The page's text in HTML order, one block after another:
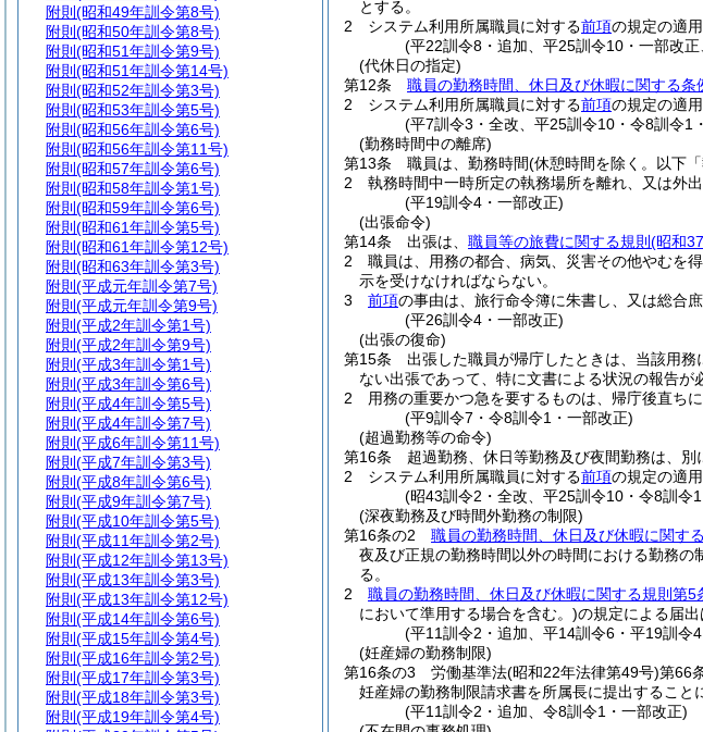
とする。
2
システム利用所属職員に対する前項の規定の適
(平22訓令8・追加、平25訓令10・一部改
(代休日の指定)
第12条
職員の勤務時間、休日及び休暇に関する条
2
システム利用所属職員に対する前項の規定の適
(平7訓令3・全改、平25訓令10・令8訓令1
(勤務時間中の離席)
第13条
職員は、勤務時間(休憩時間を除く。以下
2
執務時間中一時所定の執務場所を離れ、又は外
(平19訓令4・一部改正)
(出張命令)
第14条
出張は、 職員等の旅費に関する規則 (昭和
2
職員は、用務の都合、病気、災害その他やむを
示を受けなければならない。
3
前項の事由は、旅行命令簿に朱書し、又は総合
(平26訓令4・一部改正)
(出張の復命)
第15条
出張した職員が帰庁したときは、当該用務
ない出張であって、特に文書による状況の報告が
2
用務の重要かつ急を要するものは、帰庁後直ち
(平9訓令7・令8訓令1・一部改正)
(超過勤務等の命令)
第16条
超過勤務、休日等勤務及び夜間勤務は、別
2
システム利用所属職員に対する前項の規定の適
(昭43訓令2・全改、平25訓令10・令8訓令
(深夜勤務及び時間外勤務の制限)
第16条の2
職員の勤務時間、休日及び休暇に関す
夜及び正規の勤務時間以外の時間における勤務
る。
2
職員の勤務時間、休日及び休暇に関する規則第5
において準用する場合を含む。)の規定による届
(平11訓令2・追加、平14訓令6・平19訓令
(妊産婦の勤務制限)
第16条の3
労働基準法(昭和22年法律第49号)第66
妊産婦の勤務制限請求書を所属長に提出すること
(平11訓令2・追加、令8訓令1・一部改正)
附則 (昭和49年訓令第8号)
附則 (昭和50年訓令第8号)
附則 (昭和51年訓令第9号)
附則 (昭和51年訓令第14号)
附則 (昭和52年訓令第3号)
附則 (昭和53年訓令第5号)
附則 (昭和56年訓令第6号)
附則 (昭和56年訓令第11号)
附則 (昭和57年訓令第6号)
附則 (昭和58年訓令第1号)
附則 (昭和59年訓令第6号)
附則 (昭和61年訓令第5号)
附則 (昭和61年訓令第12号)
附則 (昭和63年訓令第3号)
附則 (平成元年訓令第7号)
附則 (平成元年訓令第9号)
附則 (平成2年訓令第1号)
附則 (平成2年訓令第9号)
附則 (平成3年訓令第1号)
附則 (平成3年訓令第6号)
附則 (平成4年訓令第5号)
附則 (平成4年訓令第7号)
附則 (平成6年訓令第11号)
附則 (平成7年訓令第3号)
附則 (平成8年訓令第6号)
附則 (平成9年訓令第7号)
附則 (平成10年訓令第5号)
附則 (平成11年訓令第2号)
附則 (平成12年訓令第13号)
附則 (平成13年訓令第3号)
附則 (平成13年訓令第12号)
附則 (平成14年訓令第6号)
附則 (平成15年訓令第4号)
附則 (平成16年訓令第2号)
附則 (平成17年訓令第3号)
附則 (平成18年訓令第3号)
附則 (平成19年訓令第4号)